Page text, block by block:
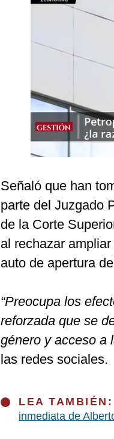
Señaló que han
parte del Juzgado
de la Corte
al rechazar
auto de apertura
“Preocupa los
reforzada que se
género y acceso a
las redes sociales.
LEA TAMBIÉN:
inmediata de